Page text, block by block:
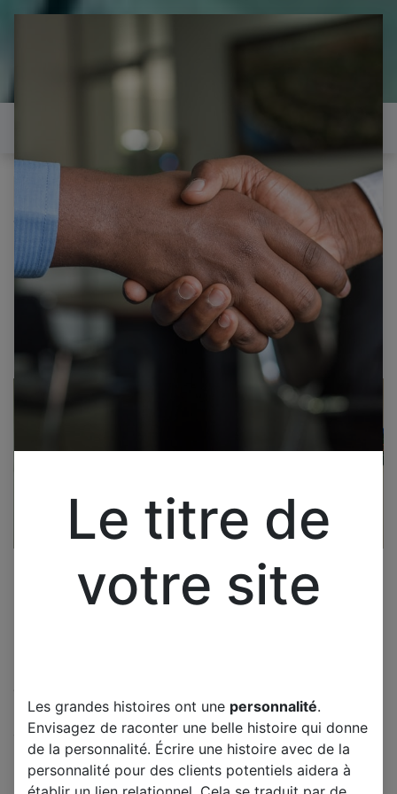
il est temps de
réparer...Electronique 66 est
heureux de vous aider
Tous les produits
SAMSUNG PS42S5H CARTE Y Y-BUFFER LJ41-
05135A REV R1.6
SAMSUNG PS42S5H CARTE Y
Y-BUFFER LJ41-05135A REV
R1.6
Le titre de
votre site
Les grandes histoires ont une personnalité.
Envisagez de raconter une belle histoire qui donne
de la personnalité. Écrire une histoire avec de la
personnalité pour des clients potentiels aidera à